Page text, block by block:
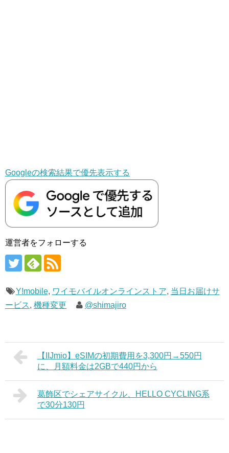
Googleの検索結果で優先表示する
運営者をフォローする
Y!mobile, ワイモバイルオンラインストア, 当日お届けサ
ービス, 機種変更 @shimajiro
【IIJmio】eSIMの初期費用を3,300円→550円
に、月額料金は2GBで440円から
葛飾区でシェアサイクル、HELLO CYCLING系
で30分130円